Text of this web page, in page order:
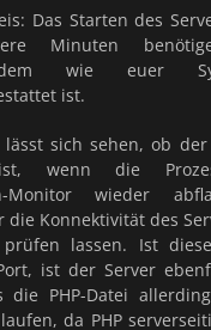
Das Starten des
Minuten
wie euer
ist.
sich sehen, ob
wenn die
Monitor wieder
die Konnektivität des
prüfen lassen. Ist
ist der Server
die PHP-Datei
da PHP